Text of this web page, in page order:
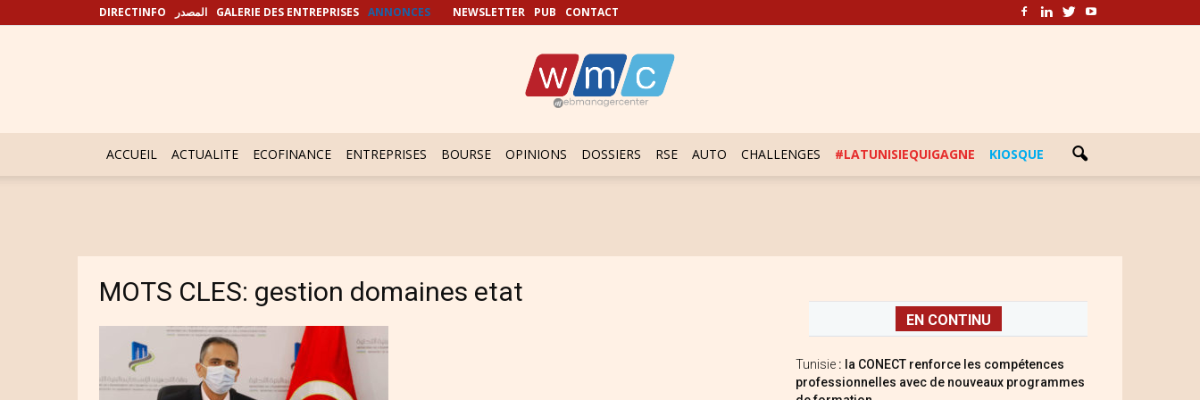
DIRECTINFO المصدر GALERIE DES ENTREPRISES ANNONCES NEWSLETTER PUB CONTACT
ACCUEIL ACTUALITE ECOFINANCE ENTREPRISES BOURSE OPINIONS DOSSIERS RSE AUTO CHALLENGES #LATUNISIEQUIGAGNE KIOSQUE
MOTS CLES: gestion domaines etat
EN CONTINU
Tunisie : la CONECT renforce les compétences
professionnelles avec de nouveaux programmes